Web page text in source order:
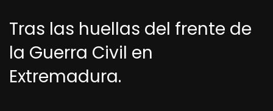
Tras las huellas del frente de
la Guerra Civil en
Extremadura.